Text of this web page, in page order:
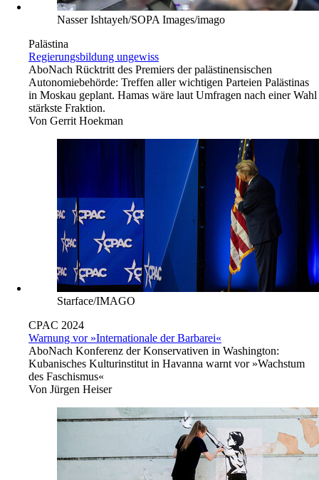
Nasser Ishtayeh/SOPA Images/imago
Palästina
Regierungsbildung ungewiss
AboNach Rücktritt des Premiers der palästinensischen
Autonomiebehörde: Treffen aller wichtigen Parteien Palästinas
in Moskau geplant. Hamas wäre laut Umfragen nach einer Wahl
stärkste Fraktion.
Von Gerrit Hoekman
Starface/IMAGO
CPAC 2024
Warnung vor »Internationale der Barbarei«
AboNach Konferenz der Konservativen in Washington:
Kubanisches Kulturinstitut in Havanna warnt vor »Wachstum
des Faschismus«
Von Jürgen Heiser